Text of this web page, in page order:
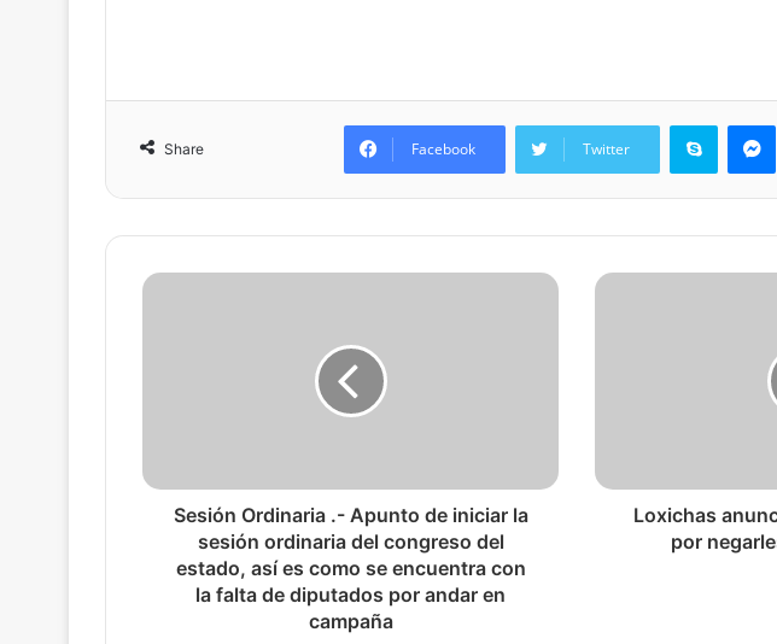
Share Facebook Twitter
Skype
Sesión Ordinaria .- Apunto de iniciar la
sesión ordinaria del congreso del
estado, así es como se encuentra con
la falta de diputados por andar en
campaña
Loxichas
por